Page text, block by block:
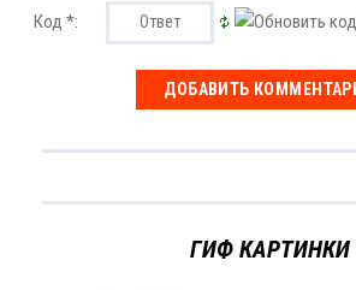
Код *:
ГИФ КАРТИНКИ